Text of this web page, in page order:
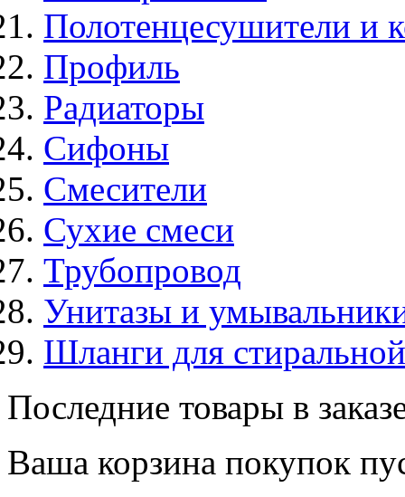
Полотенцесушители и
Профиль
Радиаторы
Сифоны
Смесители
Сухие смеси
Трубопровод
Унитазы и
Шланги для
Последние товары в
Ваша корзина покупок